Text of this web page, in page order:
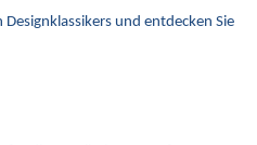
und entdecken Sie